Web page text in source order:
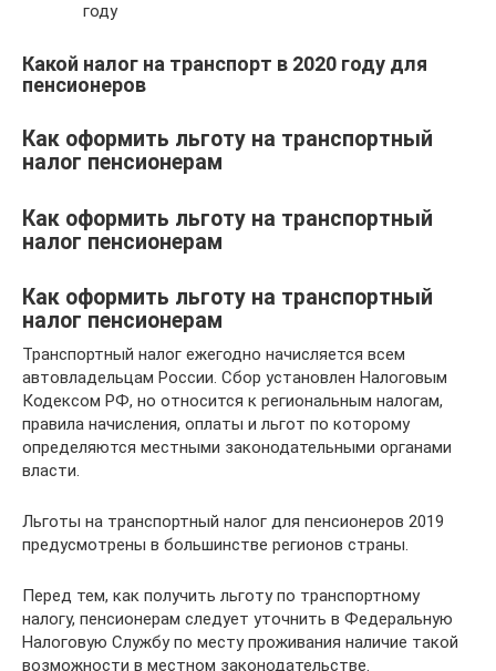
году
Какой налог на транспорт в 2020 году для
пенсионеров
Как оформить льготу на транспортный
налог пенсионерам
Как оформить льготу на транспортный
налог пенсионерам
Как оформить льготу на транспортный
налог пенсионерам
Транспортный налог ежегодно начисляется всем
автовладельцам России. Сбор установлен Налоговым
Кодексом РФ, но относится к региональным налогам,
правила начисления, оплаты и льгот по которому
определяются местными законодательными органами
власти.
Льготы на транспортный налог для пенсионеров 2019
предусмотрены в большинстве регионов страны.
Перед тем, как получить льготу по транспортному
налогу, пенсионерам следует уточнить в Федеральную
Налоговую Службу по месту проживания наличие такой
возможности в местном законодательстве.